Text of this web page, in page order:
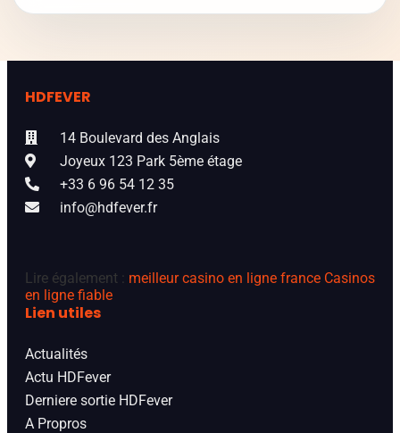
HDFEVER
14 Boulevard des Anglais
Joyeux 123 Park 5ème étage
+33 6 96 54 12 35
info@hdfever.fr
Lire également : meilleur casino en ligne france Casinos
en ligne fiable
Lien utiles
Actualités
Actu HDFever
Derniere sortie HDFever
A Propros